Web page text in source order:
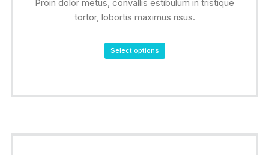
Proin dolor metus, convallis estibulum in tristique
tortor, lobortis maximus risus.
Select options